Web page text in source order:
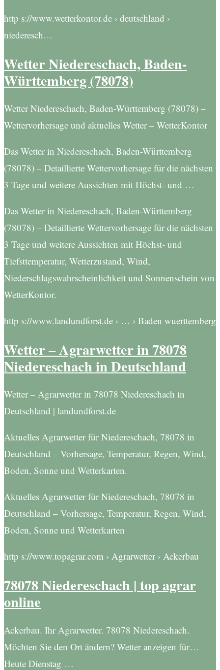
http s://www.wetterkontor.de › deutschland ›
niederesch…
Wetter Niedereschach, Baden-
Württemberg (78078)
Wetter Niedereschach, Baden-Württemberg (78078) –
Wettervorhersage und aktuelles Wetter – WetterKontor
Das Wetter in Niedereschach, Baden-Württemberg
(78078) – Detaillierte Wettervorhersage für die nächsten
3 Tage und weitere Aussichten mit Höchst- und …
Das Wetter in Niedereschach, Baden-Württemberg
(78078) – Detaillierte Wettervorhersage für die nächsten
3 Tage und weitere Aussichten mit Höchst- und
Tiefsttemperatur, Wetterzustand, Wind,
Niederschlagswahrscheinlichkeit und Sonnenschein von
WetterKontor.
http s://www.landundforst.de › … › Baden wuerttemberg
Wetter – Agrarwetter in 78078
Niedereschach in Deutschland
Wetter – Agrarwetter in 78078 Niedereschach in
Deutschland | landundforst.de
Aktuelles Agrarwetter für Niedereschach, 78078 in
Deutschland – Vorhersage, Temperatur, Regen, Wind,
Boden, Sonne und Wetterkarten.
Aktuelles Agrarwetter für Niedereschach, 78078 in
Deutschland – Vorhersage, Temperatur, Regen, Wind,
Boden, Sonne und Wetterkarten
http s://www.topagrar.com › Agrarwetter › Ackerbau
78078 Niedereschach | top agrar
online
Ackerbau. Ihr Agrarwetter. 78078 Niedereschach.
Möchten Sie den Ort ändern? Wetter anzeigen für…
Heute Dienstag …